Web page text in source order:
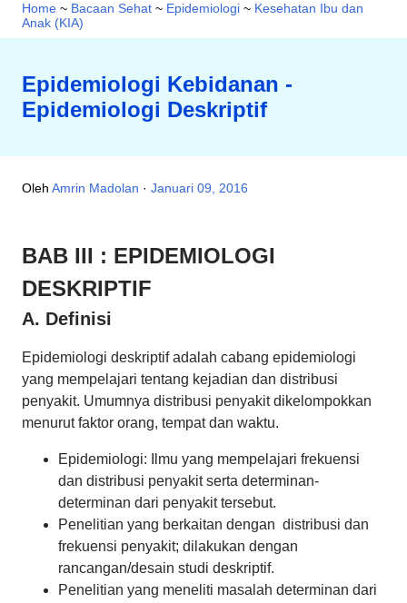
Home ~ Bacaan Sehat ~ Epidemiologi ~ Kesehatan Ibu dan
Anak (KIA)
Epidemiologi Kebidanan -
Epidemiologi Deskriptif
Oleh Amrin Madolan Januari 09, 2016
BAB III : EPIDEMIOLOGI
DESKRIPTIF
A. Definisi
Epidemiologi deskriptif adalah cabang epidemiologi
yang mempelajari tentang kejadian dan distribusi
penyakit. Umumnya distribusi penyakit dikelompokkan
menurut faktor orang, tempat dan waktu.
Epidemiologi: Ilmu yang mempelajari frekuensi
dan distribusi penyakit serta determinan-
determinan dari penyakit tersebut.
Penelitian yang berkaitan dengan distribusi dan
frekuensi penyakit; dilakukan dengan
rancangan/desain studi deskriptif.
Penelitian yang meneliti masalah determinan dari